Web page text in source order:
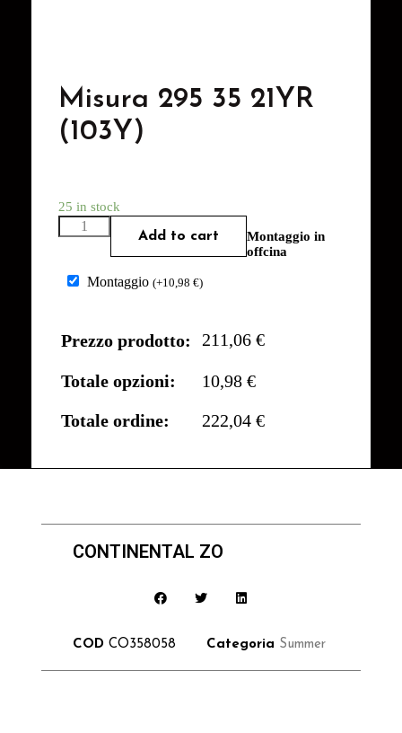
Misura 295 35 21YR
(103Y)
25 in stock
Add to cart
Montaggio in
offcina
Montaggio (+10,98 €)
Prezzo prodotto: 211,06 €
Totale opzioni:
10,98 €
Totale ordine:
222,04 €
CONTINENTAL ZO
COD CO358058 Categoria Summer